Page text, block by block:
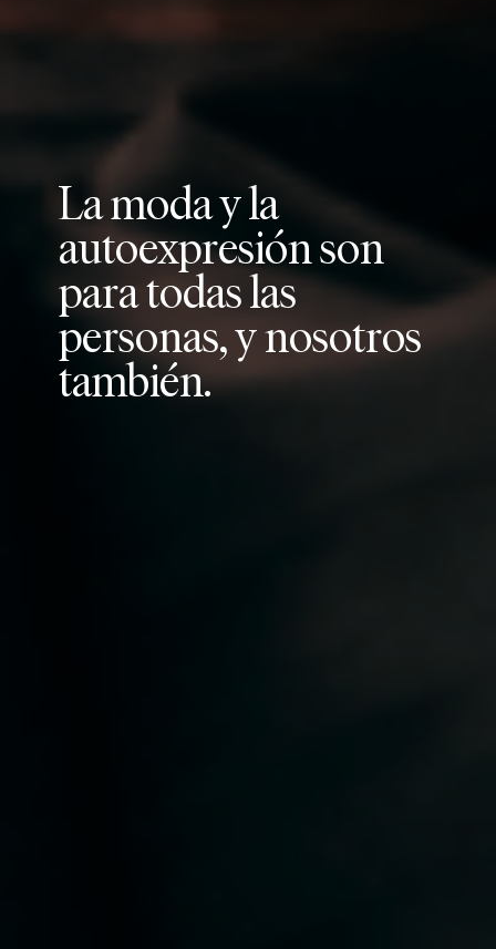
Lamodayla
autoexpresiónson
paratodaslas
personas,ynosotros
también.